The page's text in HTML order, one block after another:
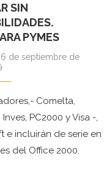
SIN
PYMES
de septiembre de
Comelta,
PC2000 y Visa -,
e incluirán de serie en
del Office 2000.